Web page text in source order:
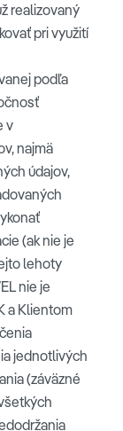
realizovaný
pri využití
podľa
v
najmä
údajov,
(ak nie je
lehoty
nie je
a Klientom
jednotlivých
(záväzné